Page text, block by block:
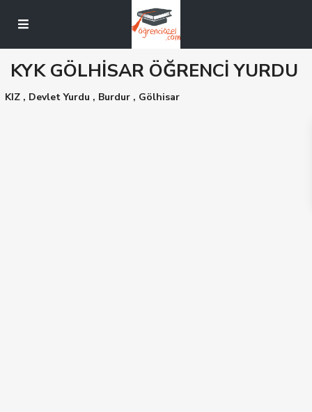
KYK GÖLHİSAR ÖĞRENCİ YURDU
KIZ , Devlet Yurdu , Burdur , Gölhisar